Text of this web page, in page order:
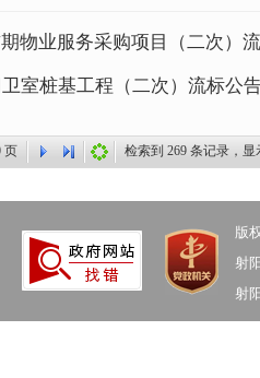
物业服务采购项目（二次）
室桩基工程（二次）流标公
页 检索到 269 条记录，
版
射
射